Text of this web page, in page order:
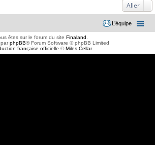
Aller
L’équipe
êtes sur le forum du site Finaland
parphpBB® Forum Software © phpBB Limited
française officielle ©Miles Cellar